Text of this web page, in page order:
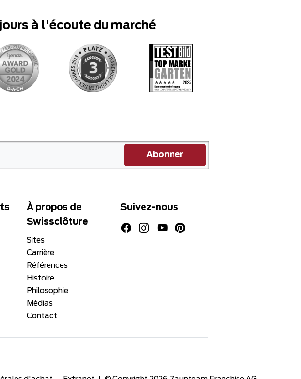
à l'écoute du marché
Abonner
À propos de
Swissclôture
Sites
Carrière
Références
Histoire
Philosophie
Médias
Contact
Suivez-nous